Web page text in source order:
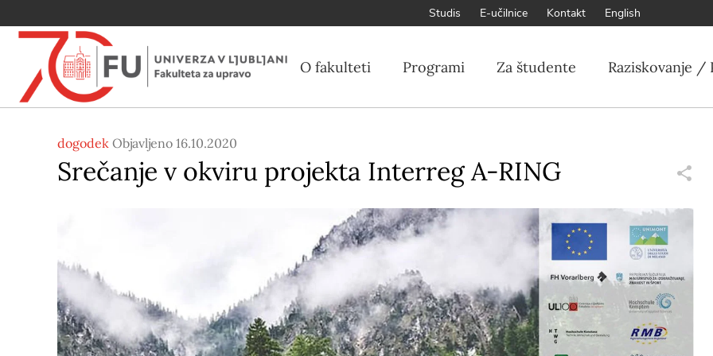
Studis E-učilnice Kontakt English
O fakulteti Programi Za študente Raziskovanje /
dogodek Objavljeno 16.10.2020
Srečanje v okviru projekta Interreg A-RING